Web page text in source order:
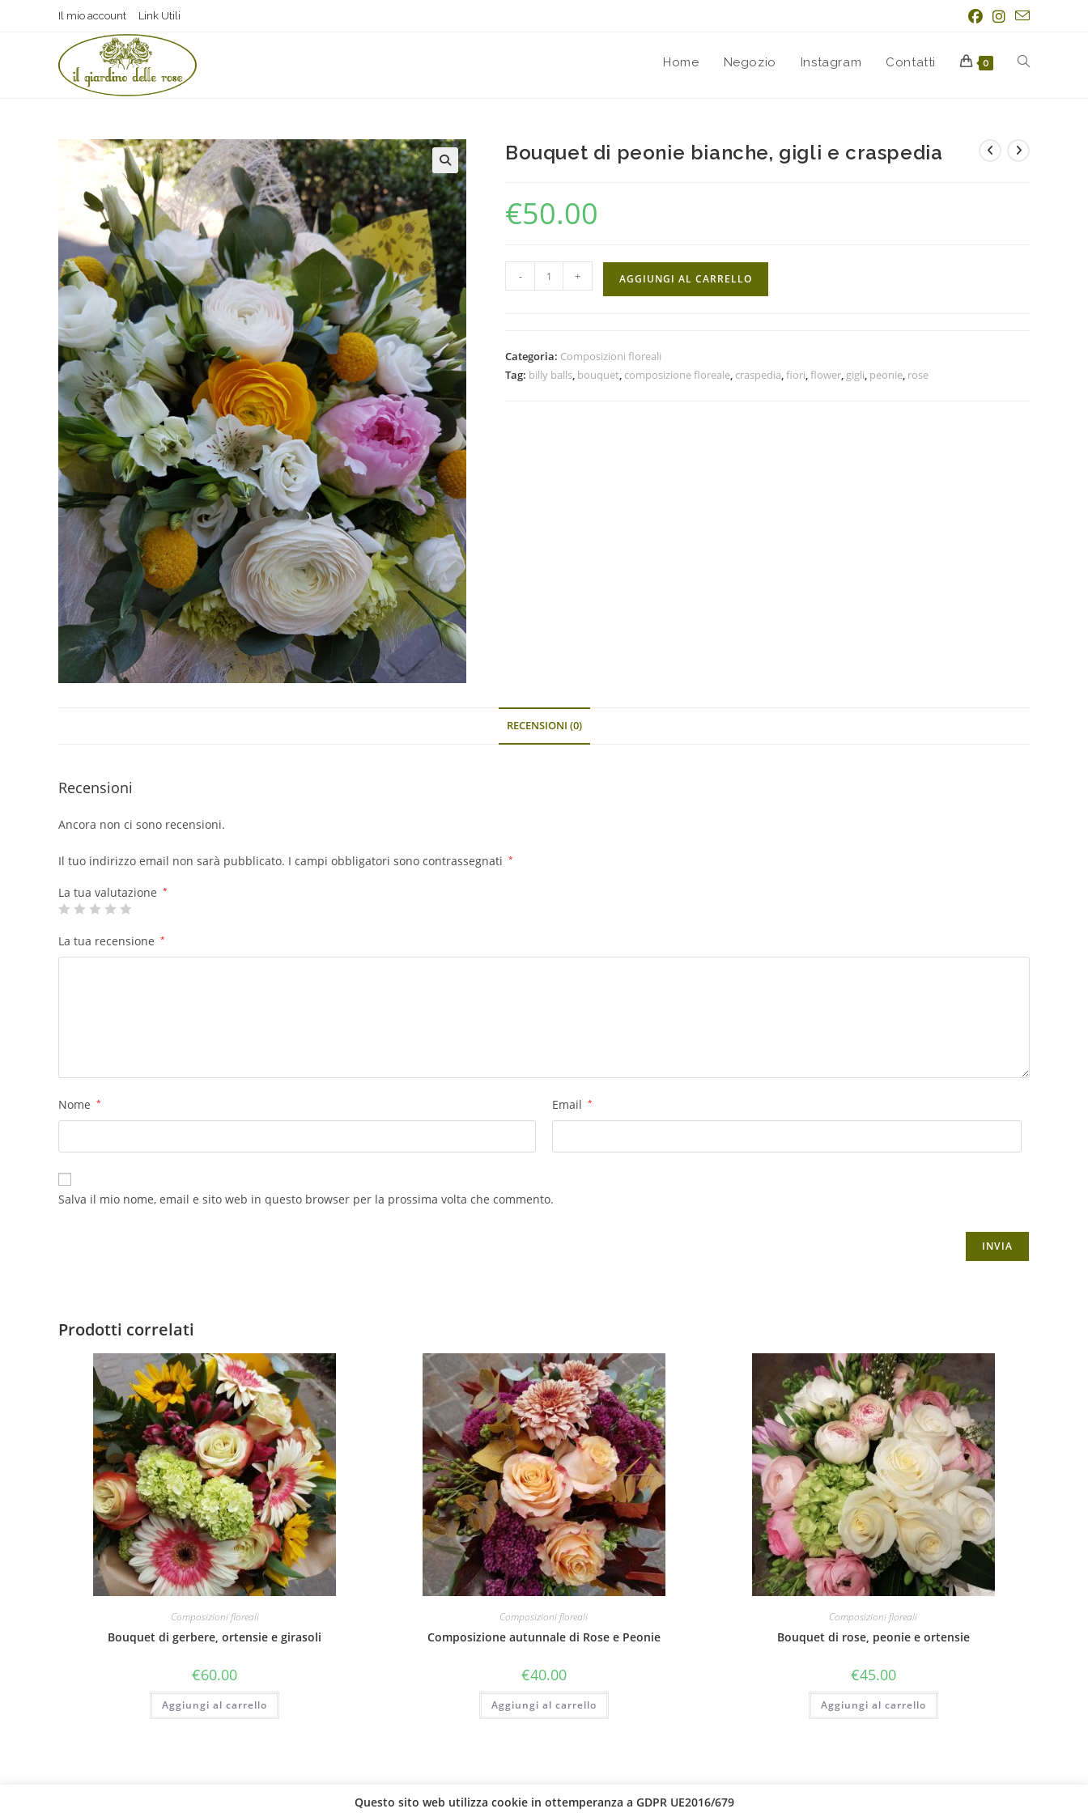
Il mio account Link Utili
Home Negozio Instagram Contatti 0
🔍
Bouquet di peonie bianche, gigli e craspedia
€50.00
- + AGGIUNGI AL CARRELLO
Categoria: Composizioni floreali
Tag: billy balls, bouquet, composizione floreale, craspedia,fiori,flower, gigli, peonie, rose
RECENSIONI (0)
Recensioni
Ancora non ci sono recensioni.
Il tuo indirizzo email non sarà pubblicato. I campi obbligatori sono contrassegnati *
La tua valutazione *
La tua recensione *
Nome * Email *
Salva il mio nome, email e sito web in questo browser per la prossima volta che commento.
Prodotti correlati
Composizioni floreali
Bouquet di gerbere, ortensie e girasoli
€60.00
Aggiungi al carrello
Composizioni floreali
Composizione autunnale di Rose e Peonie
€40.00
Aggiungi al carrello
Composizioni floreali
Bouquet di rose, peonie e ortensie
€45.00
Aggiungi al carrello
Questo sito web utilizza cookie in ottemperanza a GDPR UE2016/679